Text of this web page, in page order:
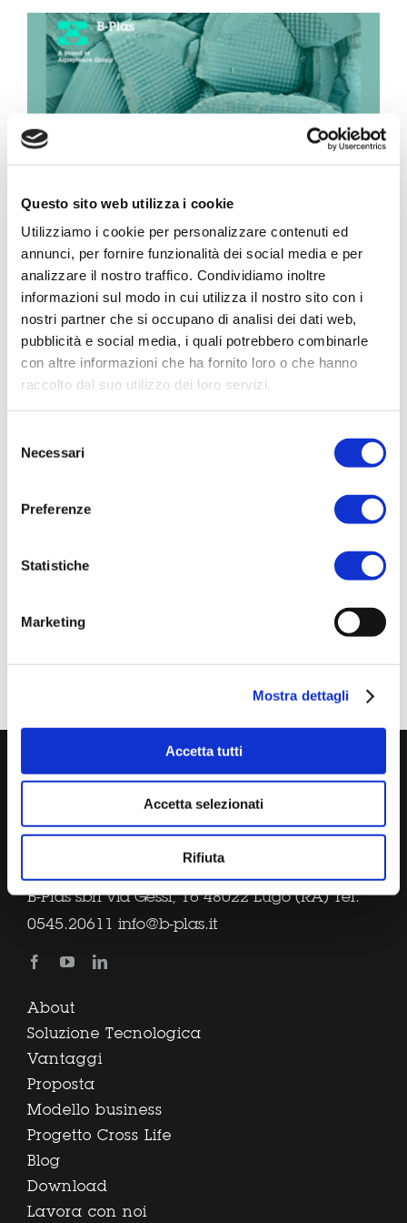
Questo sito web utilizza i cookie
Utilizziamo i cookie per personalizzare contenuti ed
annunci, per fornire funzionalità dei social media e per
analizzare il nostro traffico. Condividiamo inoltre
informazioni sul modo in cui utilizza il nostro sito con i
nostri partner che si occupano di analisi dei dati web,
pubblicità e social media, i quali potrebbero combinarle
con altre informazioni che ha fornito loro o che hanno
raccolto dal suo utilizzo dei loro servizi.
delNecessari
Preferenze
Statistiche
Marketing
Mostra dettagli
Accetta tutti
Accetta selezionati
Rifiuta
Progetto Cross Life
Blog
Download
Lavora con noi
Contatti
Vai a Diemme Filtration
Ieri (20 febbraio) abbiamo avuto l’opportunità di
partecipare come relatori a un evento
organizzato in Piave Servizi, dove abbiamo avuto
l’occasione di presentare le nostre soluzioni
tecnologiche nell’ambito della gestione fanghi.
Durante l’incontro, abbiamo esplorato le sfide
legate alla gestione fanghi e discusso delle
diverse strategie di trattamento, presentando
schemi operativi e casi studio che sfruttano la
importante momento di condivisione e di
sistema idrico integrato. Grazie a tutti i
partecipanti e a Piave Servizi che ci ha ospitati!
B-Plas sbrl via Gessi, 16 48022 Lugo (RA) Tel.
0545.20611 info@b-plas.it
About
Soluzione Tecnologica
Vantaggi
Proposta
Modello business
Progetto Cross Life
Blog
Download
Lavora con noi